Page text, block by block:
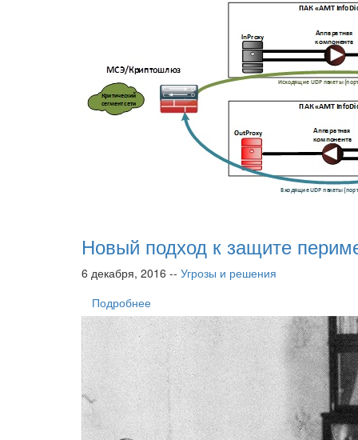
Новый подход к защите
6 декабря, 2016 -- Угрозы и решения
Подробнее